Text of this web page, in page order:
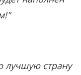
лучшую страну